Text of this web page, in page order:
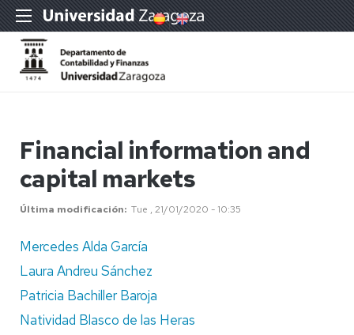
Financial information and
capital markets
Última modificación Tue , 21/01/2020 - 10:35
Mercedes Alda García
Laura Andreu Sánchez
Patricia Bachiller Baroja
Natividad Blasco de las Heras